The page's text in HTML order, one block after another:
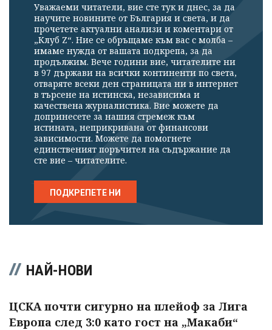
Уважаеми читатели, вие сте тук и днес, за да
научите новините от България и света, и да
прочетете актуални анализи и коментари от
„Клуб Z“. Ние се обръщаме към вас с молба –
имаме нужда от вашата подкрепа, за да
продължим. Вече години вие, читателите ни
в 97 държави на всички континенти по света,
отваряте всеки ден страницата ни в интернет
в търсене на истинска, независима и
качествена журналистика. Вие можете да
допринесете за нашия стремеж към
истината, неприкривана от финансови
зависимости. Можете да помогнете
единственият поръчител на съдържание да
сте вие – читателите.
ПОДКРЕПЕТЕ НИ
НАЙ-НОВИ
ЦСКА почти сигурно на плейоф за Лига
Европа след 3:0 като гост на „Макаби“